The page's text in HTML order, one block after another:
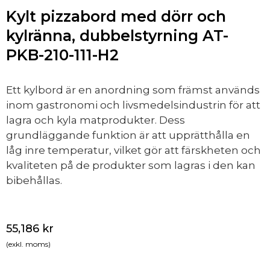
Kylt pizzabord med dörr och
kylränna, dubbelstyrning AT-
PKB-210-111-H2
Ett kylbord är en anordning som främst används
inom gastronomi och livsmedelsindustrin för att
lagra och kyla matprodukter. Dess
grundläggande funktion är att upprätthålla en
låg inre temperatur, vilket gör att färskheten och
kvaliteten på de produkter som lagras i den kan
bibehållas.
55,186 kr
(exkl. moms)